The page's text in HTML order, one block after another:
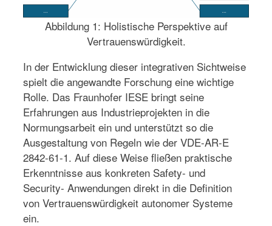
Abbildung 1: Holistische Perspektive auf
Vertrauenswürdigkeit.
In der Entwicklung dieser integrativen Sichtweise
spielt die angewandte Forschung eine wichtige
Rolle. Das Fraunhofer IESE bringt seine
Erfahrungen aus Industrieprojekten in die
Normungsarbeit ein und unterstützt so die
Ausgestaltung von Regeln wie der VDE-AR-E
2842-61-1. Auf diese Weise fließen praktische
Erkenntnisse aus konkreten Safety- und
Security- Anwendungen direkt in die Definition
von Vertrauenswürdigkeit autonomer Systeme
ein.